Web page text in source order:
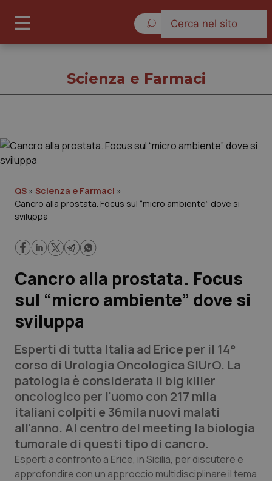
Governo e Parlamento
Regioni e Asl
Lavoro e Professioni
Scienza e Farmaci
Studi e Analisi
Lettere al direttore
Edizioni Regionali
QS Pro
Professionisti Sanitari.AI
Scienza e Farmaci
QS » Scienza e Farmaci »
Cancro alla prostata. Focus sul “micro ambiente” dove si
sviluppa
Cancro alla prostata. Focus
sul “micro ambiente” dove si
sviluppa
Esperti di tutta Italia ad Erice per il 14°
corso di Urologia Oncologica SIUrO. La
patologia è considerata il big killer
oncologico per l'uomo con 217 mila
italiani colpiti e 36mila nuovi malati
all'anno. Al centro del meeting la biologia
tumorale di questi tipo di cancro.
Esperti a confronto a Erice, in Sicilia, per discutere e
approfondire con un approccio multidisciplinare il tema